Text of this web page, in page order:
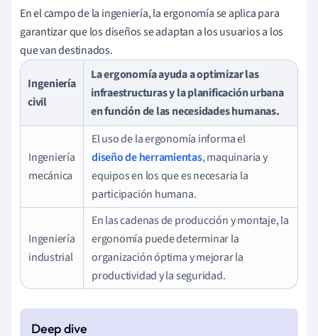
En el campo de la ingeniería, la ergonomía se aplica para
garantizar que los diseños se adaptan a los usuarios a los
que van destinados.
Ingeniería
civil
La ergonomía ayuda a optimizar las
infraestructuras y la planificación urbana
en función de las necesidades humanas.
Ingeniería
mecánica
El uso de la ergonomía informa el
diseño de herramientas, maquinaria y
equipos en los que es necesaria la
participación humana.
Ingeniería
industrial
En las cadenas de producción y montaje, la
ergonomía puede determinar la
organización óptima y mejorar la
productividad y la seguridad.